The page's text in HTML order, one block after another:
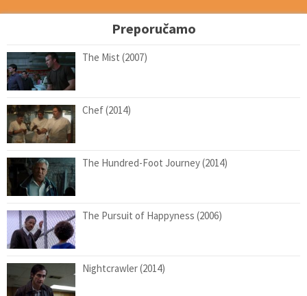
Preporučamo
The Mist (2007)
Chef (2014)
The Hundred-Foot Journey (2014)
The Pursuit of Happyness (2006)
Nightcrawler (2014)